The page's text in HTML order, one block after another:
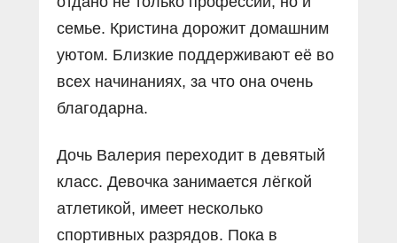
семье. Кристина дорожит домашним
уютом. Близкие поддерживают её во
всех начинаниях, за что она очень
благодарна.
Дочь Валерия переходит в девятый
класс. Девочка занимается лёгкой
атлетикой, имеет несколько
спортивных разрядов. Пока в